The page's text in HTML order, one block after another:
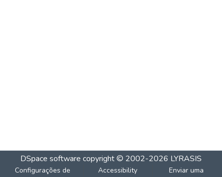
DSpace software copyright © 2002-2026 LYRASIS
Configurações de
Accessibility
Enviar uma